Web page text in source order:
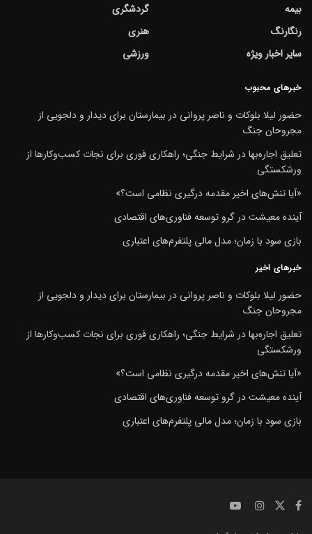
بیمه
رنگارنگ
سایر اخبار ویژه
گردشگری
هنری
ورزشی
خبرهای محبوب
حضور لیلا بلوکات و ناصر پروانی در بیمارستان برای دیدار و دلجویی از
مجروحان جنگ
تعلیق اجاره‌بها در شرایط جنگی؛ راهکاری فوری برای نجات کسب‌وکارها از
ورشکستگی
«آیا تنش‌های اخیر مقدمه درگیری نظامی است؟»
آینده معیشت در گرو توسعه فناوری‌های اقتصادی
بازی سود با زمان؛ مدل مالی پلتفرم‌های اعتباری
خبرهای اخیر
حضور لیلا بلوکات و ناصر پروانی در بیمارستان برای دیدار و دلجویی از
مجروحان جنگ
تعلیق اجاره‌بها در شرایط جنگی؛ راهکاری فوری برای نجات کسب‌وکارها از
ورشکستگی
«آیا تنش‌های اخیر مقدمه درگیری نظامی است؟»
آینده معیشت در گرو توسعه فناوری‌های اقتصادی
بازی سود با زمان؛ مدل مالی پلتفرم‌های اعتباری